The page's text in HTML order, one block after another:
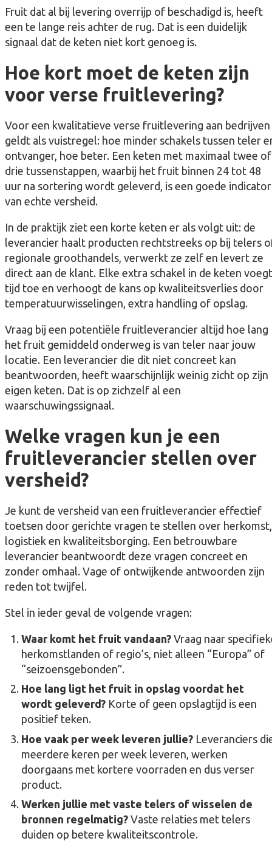
Fruit dat al bij levering overrijp of beschadigd is, heeft
een te lange reis achter de rug. Dat is een duidelijk
signaal dat de keten niet kort genoeg is.
Hoe kort moet de keten zijn
voor verse fruitlevering?
Voor een kwalitatieve verse fruitlevering aan bedrijven
geldt als vuistregel: hoe minder schakels tussen teler
ontvanger, hoe beter. Een keten met maximaal twee of
drie tussenstappen, waarbij het fruit binnen 24 tot 48
uur na sortering wordt geleverd, is een goede indicator
van echte versheid.
In de praktijk ziet een korte keten er als volgt uit: de
leverancier haalt producten rechtstreeks op bij telers
regionale groothandels, verwerkt ze zelf en levert ze
direct aan de klant. Elke extra schakel in de keten voegt
tijd toe en verhoogt de kans op kwaliteitsverlies door
temperatuurwisselingen, extra handling of opslag.
Vraag bij een potentiële fruitleverancier altijd hoe lang
het fruit gemiddeld onderweg is van teler naar jouw
locatie. Een leverancier die dit niet concreet kan
beantwoorden, heeft waarschijnlijk weinig zicht op zijn
eigen keten. Dat is op zichzelf al een
waarschuwingssignaal.
Welke vragen kun je een
fruitleverancier stellen over
versheid?
Je kunt de versheid van een fruitleverancier effectief
toetsen door gerichte vragen te stellen over herkomst,
logistiek en kwaliteitsborging. Een betrouwbare
leverancier beantwoordt deze vragen concreet en
zonder omhaal. Vage of ontwijkende antwoorden zijn
reden tot twijfel.
Stel in ieder geval de volgende vragen:
Waar komt het fruit vandaan? Vraag naar
herkomstlanden of regio’s, niet alleen “Europa” of
“seizoensgebonden”.
Hoe lang ligt het fruit in opslag voordat het
wordt geleverd? Korte of geen opslagtijd is een
positief teken.
Hoe vaak per week leveren jullie? Leveranciers
meerdere keren per week leveren, werken
doorgaans met kortere voorraden en dus verser
product.
Werken jullie met vaste telers of wisselen de
bronnen regelmatig? Vaste relaties met telers
duiden op betere kwaliteitscontrole.